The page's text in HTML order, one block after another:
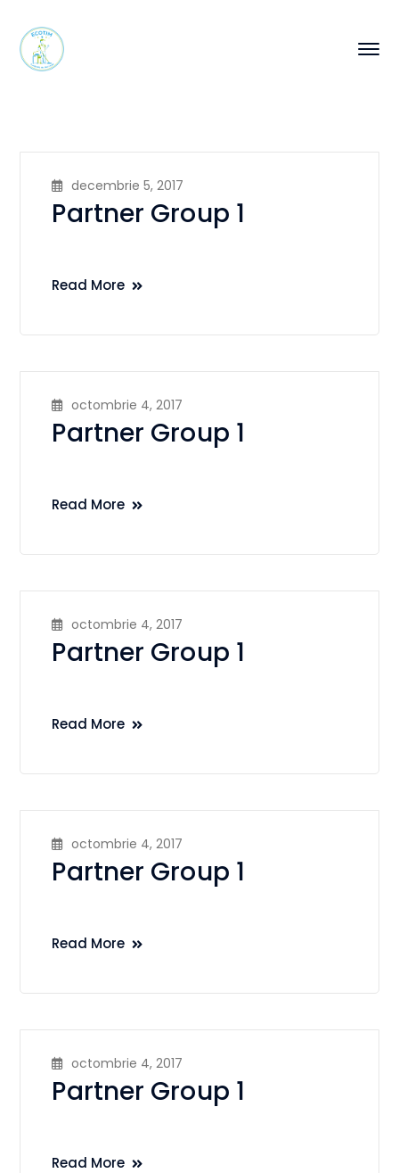
decembrie 5, 2017
Partner Group 1
Read More
octombrie 4, 2017
Partner Group 1
Read More
octombrie 4, 2017
Partner Group 1
Read More
octombrie 4, 2017
Partner Group 1
Read More
octombrie 4, 2017
Partner Group 1
Read More